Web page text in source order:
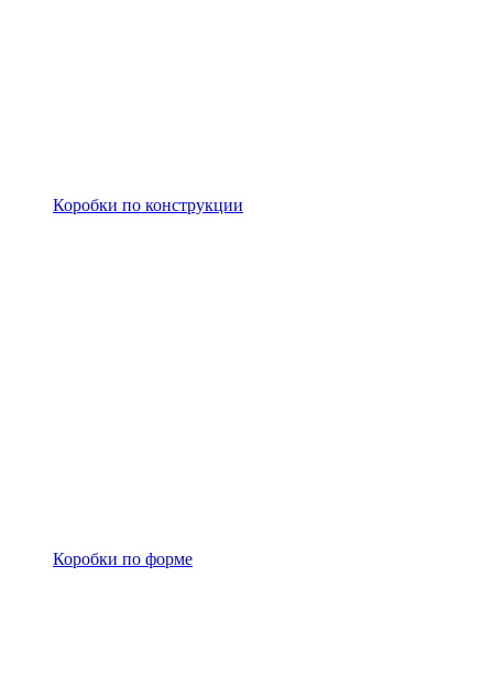
Коробки по конструкции
Коробки по форме